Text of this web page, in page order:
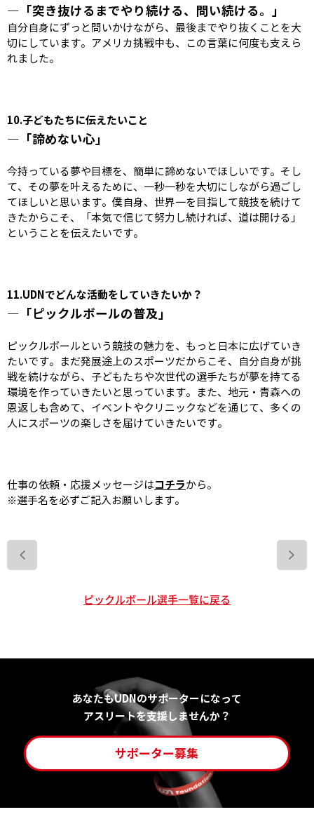
―「突き抜けるまでやり続ける、問い続ける。」
自分自身にずっと問いかけながら、最後までやり抜くことを大
切にしています。アメリカ挑戦中も、この言葉に何度も支えら
れました。
10.子どもたちに伝えたいこと
―「諦めない心」
今持っている夢や目標を、簡単に諦めないでほしいです。そし
て、その夢を叶えるために、一秒一秒を大切にしながら過ごし
てほしいと思います。僕自身、世界一を目指して競技を続けて
きたからこそ、「本気で信じて努力し続ければ、道は開ける」
ということを伝えたいです。
11.UDN でどんな活動をしていきたいか？
―「ピックルボールの普及」
ピックルボールという競技の魅力を、もっと日本に広げていき
たいです。まだ発展途上のスポーツだからこそ、自分自身が挑
戦を続けながら、子どもたちや次世代の選手たちが夢を持てる
環境を作っていきたいと思っています。また、地元・青森への
恩返しも含めて、イベントやクリニックなどを通じて、多くの
人にスポーツの楽しさを届けていきたいです。
仕事の依頼・応援メッセージはコチラから。
※選手名を必ずご記入お願いします。
ピックルボール選手一覧に戻る
あなたもUDNのサポーターになって
アスリートを支援しませんか？
サポーター募集